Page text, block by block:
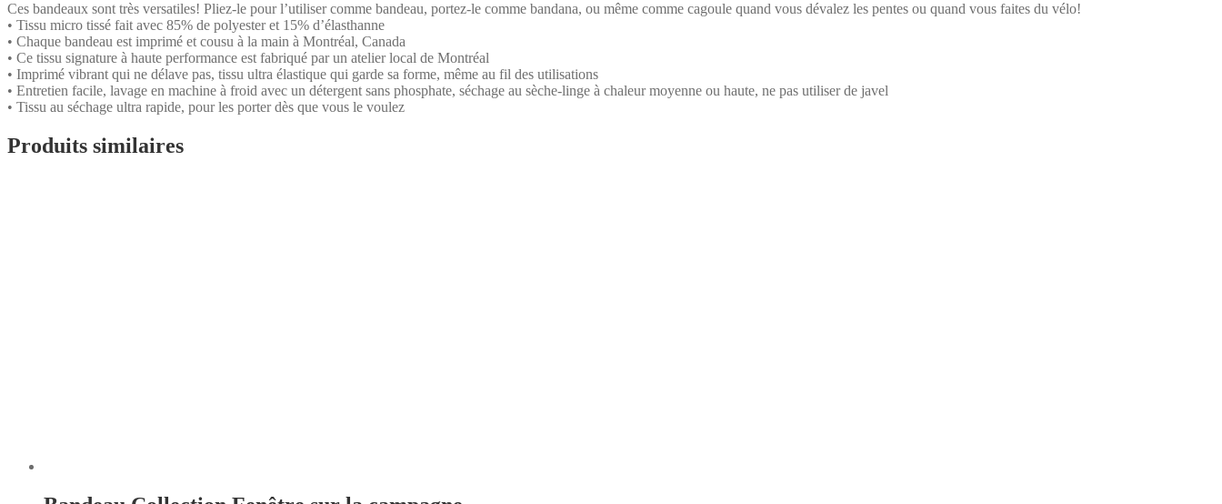
Ces bandeaux sont très versatiles! Pliez-le pour l’utiliser comme bandeau, portez-le comme bandana, ou même comme cagoule quand vous dévalez les pentes ou quand vous faites du vélo!
• Tissu micro tissé fait avec 85% de polyester et 15% d’élasthanne
• Chaque bandeau est imprimé et cousu à la main à Montréal, Canada
• Ce tissu signature à haute performance est fabriqué par un atelier local de Montréal
• Imprimé vibrant qui ne délave pas, tissu ultra élastique qui garde sa forme, même au fil des utilisations
• Entretien facile, lavage en machine à froid avec un détergent sans phosphate, séchage au sèche-linge à chaleur moyenne ou haute, ne pas utiliser de javel
• Tissu au séchage ultra rapide, pour les porter dès que vous le voulez
Produits similaires